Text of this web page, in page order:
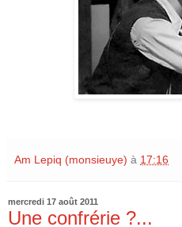
Am Lepiq (monsieuye) à 17:16
mercredi 17 août 2011
Une confrérie ?...